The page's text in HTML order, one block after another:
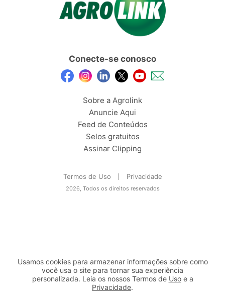
Conecte-se conosco
Sobre a Agrolink
Anuncie Aqui
Feed de Conteúdos
Selos gratuitos
Assinar Clipping
Termos de Uso Privacidade
2026, Todos os direitos reservados
Usamos cookies para armazenar informações sobre como
você usa o site para tornar sua experiência
personalizada. Leia os nossos Termos de Usoe a
Privacidade.